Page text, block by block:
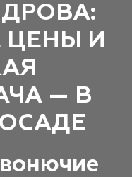
ЦЕНЫ И
— В